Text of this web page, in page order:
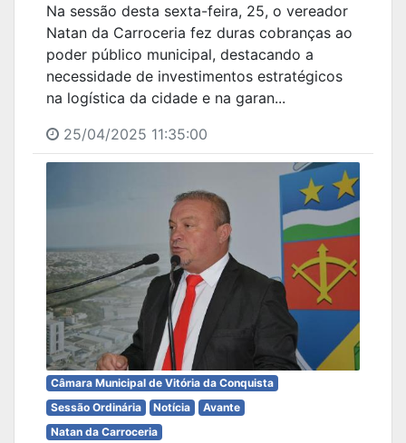
Na sessão desta sexta-feira, 25, o vereador
Natan da Carroceria fez duras cobranças ao
poder público municipal, destacando a
necessidade de investimentos estratégicos
na logística da cidade e na garan...
25/04/2025 11:35:00
Câmara Municipal de Vitória da Conquista
Sessão Ordinária
Notícia
Avante
Natan da Carroceria